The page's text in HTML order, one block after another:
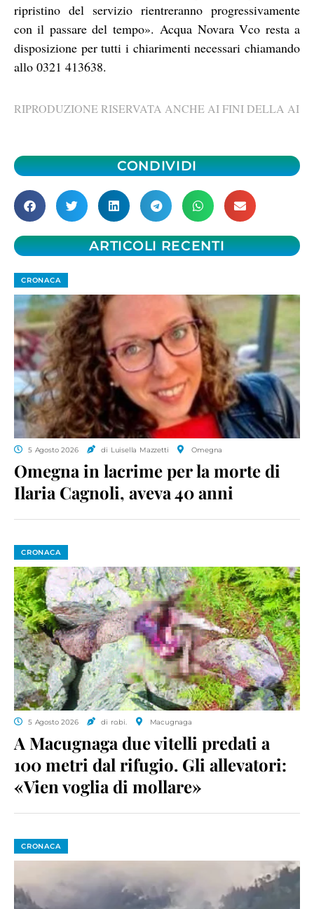
ripristino del servizio rientreranno progressivamente
con il passare del tempo». Acqua Novara Vco resta a
disposizione per tutti i chiarimenti necessari chiamando
allo 0321 413638.
RIPRODUZIONE RISERVATA ANCHE AI FINI DELLA AI
CONDIVIDI
ARTICOLI RECENTI
CRONACA
5 Agosto 2026 di Luisella Mazzetti Omegna
Omegna in lacrime per la morte di
Ilaria Cagnoli, aveva 40 anni
CRONACA
5 Agosto 2026 di ro.bi. Macugnaga
A Macugnaga due vitelli predati a
100 metri dal rifugio. Gli allevatori:
«Vien voglia di mollare»
CRONACA